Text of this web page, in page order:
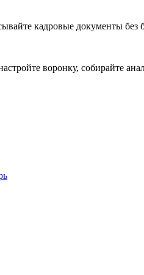
кадровые документы без
воронку, собирайте